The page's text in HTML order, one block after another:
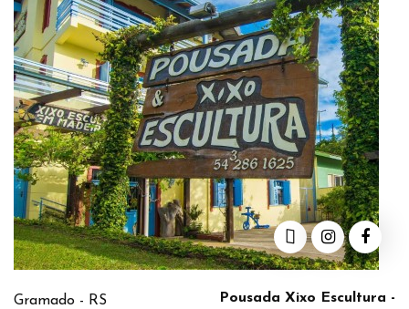
Pousada Xixo Escultura -
Gramado - RS